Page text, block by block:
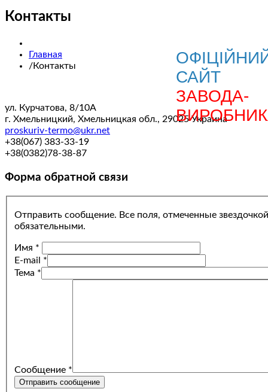
САЙТ
ЗАВОДА-
Контакты
Главная
/Контакты
ул. Курчатова, 8/10А
г. Хмельницкий, Хмельницкая обл., 29025Украина
proskuriv-termo@ukr.net
+38(067) 383-33-19
+38(0382)78-38-87
Форма обратной связи
Отправить сообщение. Все поля, отмеченные
обязательными.
Имя *
E-mail
*
Тема *
Сообщение *
Отправить сообщение